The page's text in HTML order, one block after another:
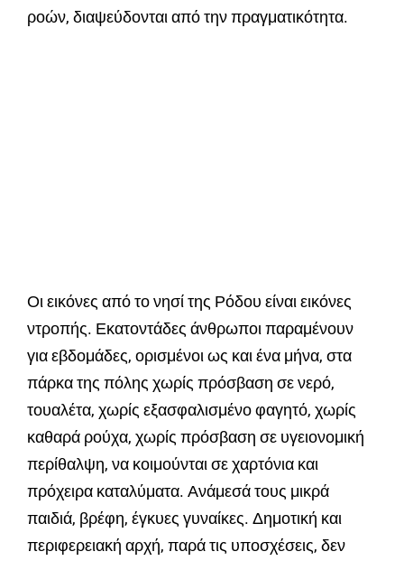
ροών, διαψεύδονται από την πραγματικότητα.
Οι εικόνες από το νησί της Ρόδου είναι εικόνες
ντροπής. Εκατοντάδες άνθρωποι παραμένουν
για εβδομάδες, ορισμένοι ως και ένα μήνα, στα
πάρκα της πόλης χωρίς πρόσβαση σε νερό,
τουαλέτα, χωρίς εξασφαλισμένο φαγητό, χωρίς
καθαρά ρούχα, χωρίς πρόσβαση σε υγειονομική
περίθαλψη, να κοιμούνται σε χαρτόνια και
πρόχειρα καταλύματα. Ανάμεσά τους μικρά
παιδιά, βρέφη, έγκυες γυναίκες. Δημοτική και
περιφερειακή αρχή, παρά τις υποσχέσεις, δεν